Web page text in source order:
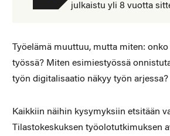
julkaistu yli 8 vuotta
Työelämä muuttuu, mutta miten:
työssä? Miten esimiestyössä
työn digitalisaatio näkyy työn arjessa?
Kaikkiin näihin kysymyksiin etsitään
Tilastokeskuksen työolotutkimuksen